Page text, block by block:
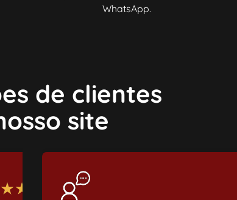
WhatsApp.
de clientes
site